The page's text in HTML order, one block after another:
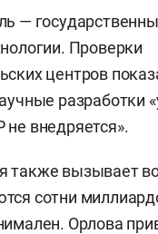
—
Проверки
центров
разработки
внедряется».
также вызывает
сотни
Орлова